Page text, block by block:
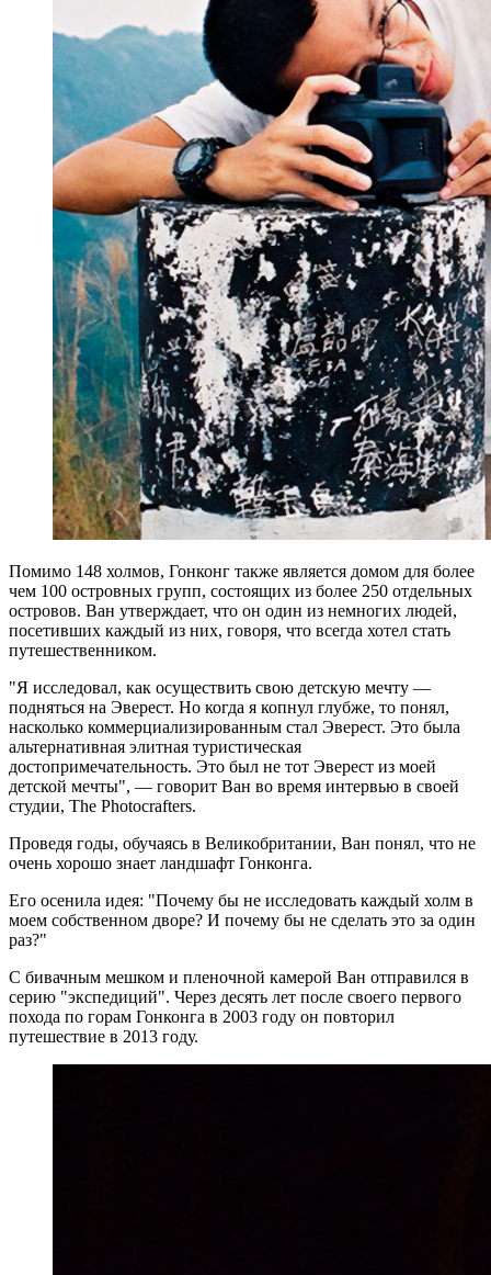
Помимо 148 холмов, Гонконг также является домом для более
чем 100 островных групп, состоящих из более 250 отдельных
островов. Ван утверждает, что он один из немногих людей,
посетивших каждый из них, говоря, что всегда хотел стать
путешественником.
"Я исследовал, как осуществить свою детскую мечту —
подняться на Эверест. Но когда я копнул глубже, то понял,
насколько коммерциализированным стал Эверест. Это была
альтернативная элитная туристическая
достопримечательность. Это был не тот Эверест из моей
детской мечты", — говорит Ван во время интервью в своей
студии, The Photocrafters.
Проведя годы, обучаясь в Великобритании, Ван понял, что не
очень хорошо знает ландшафт Гонконга.
Его осенила идея: "Почему бы не исследовать каждый холм в
моем собственном дворе? И почему бы не сделать это за один
раз?"
С бивачным мешком и пленочной камерой Ван отправился в
серию "экспедиций". Через десять лет после своего первого
похода по горам Гонконга в 2003 году он повторил
путешествие в 2013 году.